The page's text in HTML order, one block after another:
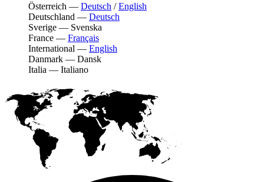
Österreich — Deutsch /English
Deutschland — Deutsch
Sverige — Svenska
France — Français
International — English
Danmark — Dansk
Italia — Italiano